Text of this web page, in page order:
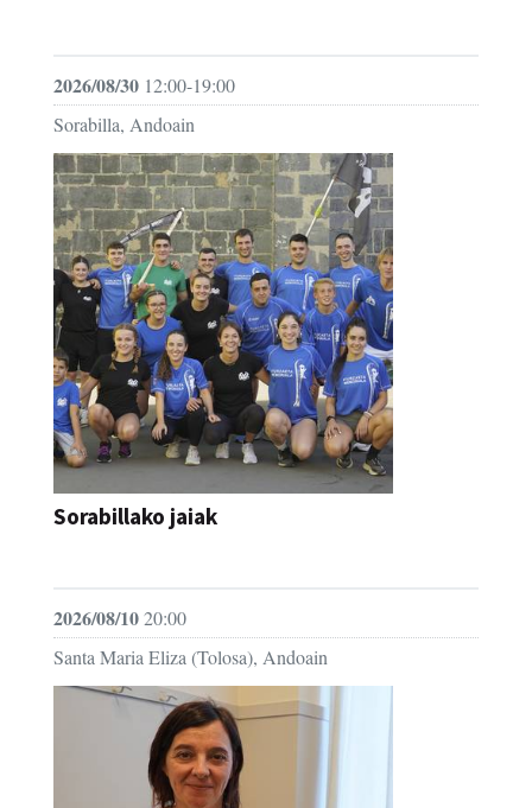
2026/08/30 12:00-19:00
Sorabilla, Andoain
Sorabillako jaiak
2026/08/1020:00
Santa Maria Eliza (Tolosa), Andoain